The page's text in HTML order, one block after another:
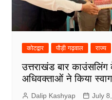
कोटद्वार पौड़ी गढ़वाल राज्य
उत्तराखंड बार
अधिवक्ताओं ने किया
Dalip Kashyap July